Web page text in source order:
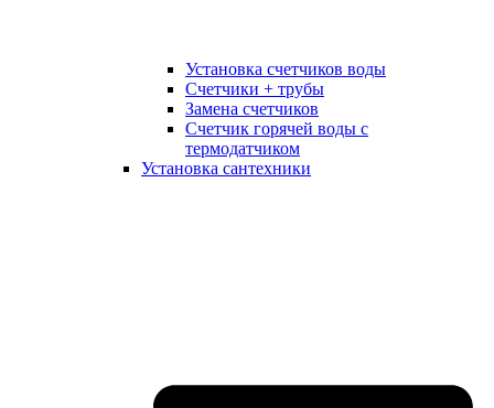
Установка счетчиков воды
Счетчики + трубы
Замена счетчиков
Счетчик горячей воды с
термодатчиком
Установка сантехники